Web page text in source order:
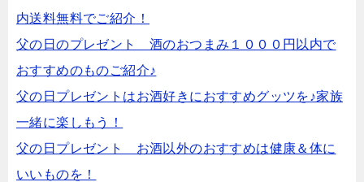
内送料無料でご紹介！
父の日のプレゼント 酒のおつまみ１０００円以内で
おすすめのものご紹介♪
父の日プレゼントはお酒好きにおすすめグッツを♪家族
一緒に楽しもう！
父の日プレゼント お酒以外のおすすめは健康＆体に
いいものを！